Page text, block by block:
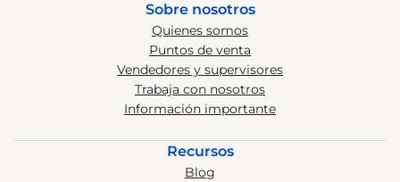
Sobre nosotros
Quienes somos
Puntos de venta
Vendedores y supervisores
Trabaja con nosotros
Información importante
Recursos
Blog